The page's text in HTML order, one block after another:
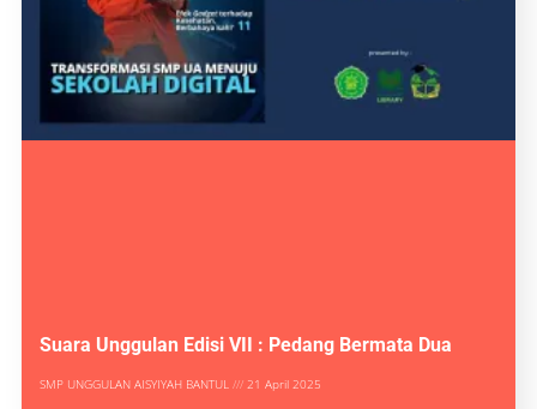
Suara Unggulan Edisi VII : Pedang Bermata Dua
SMP UNGGULAN AISYIYAH BANTUL 21 April 2025